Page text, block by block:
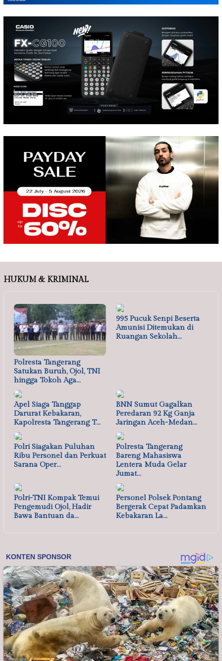
HUKUM & KRIMINAL
Polresta Tangerang
Satukan Buruh, Ojol, TNI
hingga Tokoh Aga…
995 Pucuk Senpi Beserta
Amunisi Ditemukan di
Ruangan Sekolah…
Apel Siaga Tanggap
Darurat Kebakaran,
Kapolresta Tangerang T…
BNN Sumut Gagalkan
Peredaran 92 Kg Ganja
Jaringan Aceh-Medan…
Polri Siagakan Puluhan
Ribu Personel dan Perkuat
Sarana Oper…
Polresta Tangerang
Bareng Mahasiswa
Lentera Muda Gelar
Jumat…
Polri-TNI Kompak Temui
Pengemudi Ojol, Hadir
Bawa Bantuan da…
Personel Polsek Pontang
Bergerak Cepat Padamkan
Kebakaran La…